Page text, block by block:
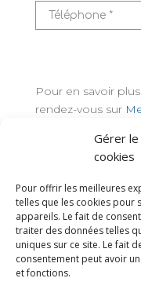
Gérer
cookies
Pour offrir les meilleures
telles que les cookies pour
appareils. Le fait de
traiter des données telles
uniques sur ce site. Le fait
consentement peut avoir
et fonctions.
Pour en savoir
rendez-vous sur